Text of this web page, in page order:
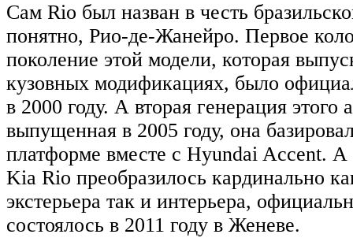
Сам Rio был назван в честь
понятно, Рио-де-Жанейро. Первое
поколение этой модели, которая
кузовных модификациях, было
в 2000 году. А вторая генерация этого
выпущенная в 2005 году, она
платформе вместе с Hyundai Accent. А
Kia Rio преобразилось кардинально
экстерьера так и интерьера,
состоялось в 2011 году в Женеве.